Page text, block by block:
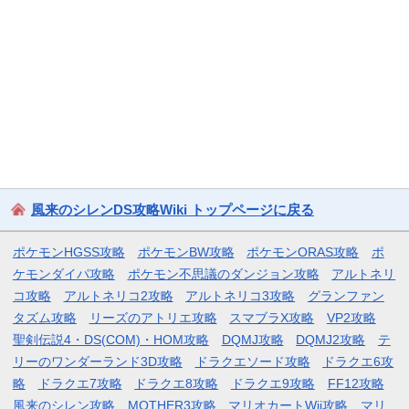
風来のシレンDS攻略Wiki トップページに戻る
ポケモンHGSS攻略 ポケモンBW攻略 ポケモンORAS攻略
ポ
ケモンダイパ攻略
ポケモン不思議のダンジョン攻略
アルトネリ
コ攻略
アルトネリコ2攻略 アルトネリコ3攻略
グランファン
タズム攻略
リーズのアトリエ攻略 スマブラX攻略
VP2攻略
聖剣伝説4・DS(COM)・HOM攻略
DQMJ攻略 DQMJ2攻略
テ
リーのワンダーランド3D攻略
ドラクエソード攻略
ドラクエ6攻
略
ドラクエ7攻略 ドラクエ8攻略 ドラクエ9攻略
FF12攻略
風来のシレン攻略
MOTHER3攻略 マリオカートWii攻略 マリ